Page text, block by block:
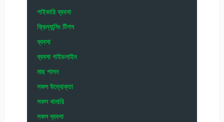
পাইকারি ব্যবসা
ফ্রিল্যান্সিং টিপস
ব্যবসা
ব্যবসা গাইডলাইন
মাছ পালন
সফল উদ্যোক্তা
সফল খামারি
সফল ব্যবসা